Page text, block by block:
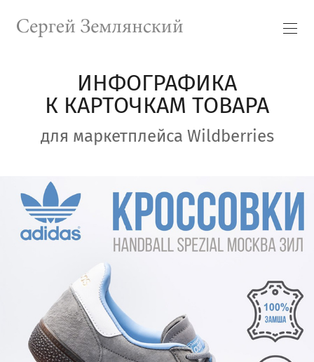
ИНФОГРАФИКА
К КАРТОЧКАМ ТОВАРА
для маркетплейса Wildberries